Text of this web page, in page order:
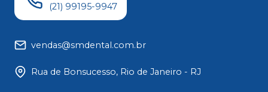
(21) 99195-9947
vendas@smdental.com.br
Rua de Bonsucesso, Rio de Janeiro - RJ